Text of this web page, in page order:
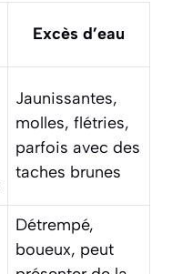
Excès d’eau
Jaunissantes,
molles, flétries,
parfois avec des
taches brunes
Détrempé,
boueux, peut